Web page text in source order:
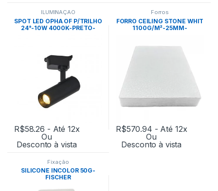
ILUMINAÇÃO
SPOT LED OPHA OF P/TRILHO
24°-10W 4000K-PRETO-
R$58.26 - Até 12x
Ou
Desconto à vista
Forros
FORRO CEILING STONE WHIT
1100G/M²-25MM-
R$570.94 - Até 12x
Ou
Desconto à vista
Fixação
SILICONE INCOLOR 50G-
FISCHER